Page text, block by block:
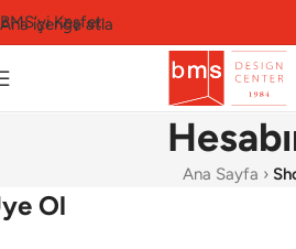
Ana içeriğe atla
BMS’yi KeşfetShop
Ana Sayfa ›
Ol